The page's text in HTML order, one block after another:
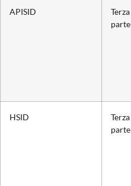
APISID
Terza
parte
HSID
Terza
parte